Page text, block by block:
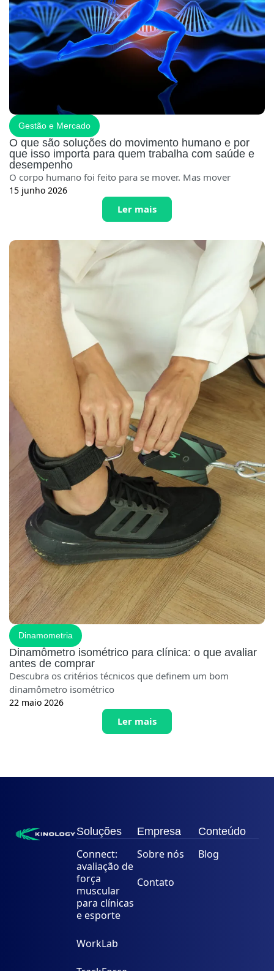
Gestão e Mercado
O que são soluções do movimento humano e por
que isso importa para quem trabalha com saúde e
desempenho
O corpo humano foi feito para se mover. Mas mover
15 junho 2026
Ler mais
Dinamometria
Dinamômetro isométrico para clínica: o que avaliar
antes de comprar
Descubra os critérios técnicos que definem um bom
dinamômetro isométrico
22 maio 2026
Ler mais
Soluções
Connect:
avaliação de
força
muscular
para clínicas
e esporte
WorkLab
Empresa
Sobre nós
Contato
Conteúdo
Blog